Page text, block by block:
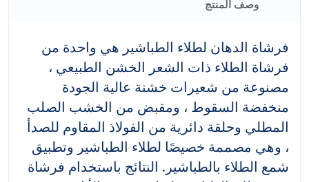
وصف المنتج
فرشاة الدهان لطلاء الطباشير هي واحدة من
فرشاة الطلاء ذات الشعر الخشن الطبيعي ،
مصنوعة من شعيرات خشنة عالية الجودة
منخفضة السقوط ، ومقبض من الخشب الصلب
المطلي وحلقة دائرية من الفولاذ المقاوم للصدأ
، وهي مصممة خصيصًا لطلاء الطباشير وتطبيق
شمع الطلاء بالطباشير. النتائج باستخدام فرشاة